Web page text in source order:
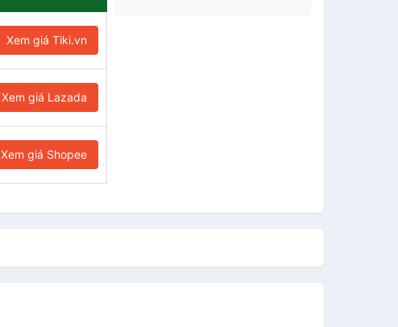
Xem giá Tiki.vn
Xem giá Lazada
Xem giá Shopee